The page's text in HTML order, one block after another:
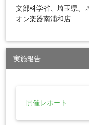
文部科学省、埼玉県、
オン楽器南浦和店
実施報告
開催レポート